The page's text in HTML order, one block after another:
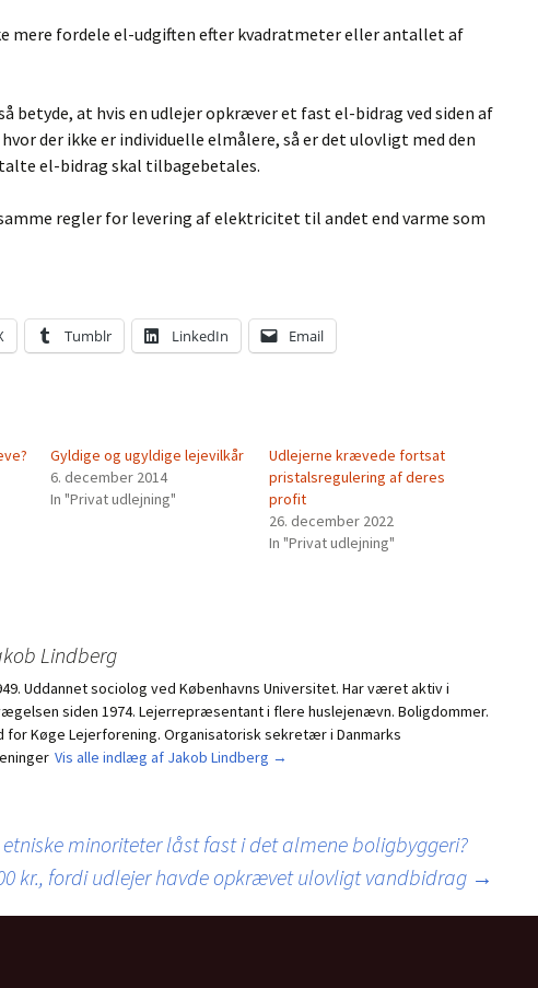
mere fordele el-udgiften efter kvadratmeter eller antallet af
betyde, at hvis en udlejer opkræver et fast el-bidrag ved siden af
der ikke er individuelle elmålere, så er det ulovligt med den
el-bidrag skal tilbagebetales.
regler for levering af elektricitet til andet end varme som
Tumblr LinkedIn Email
Gyldige og ugyldige lejevilkår
6. december 2014
In "Privat udlejning"
Udlejerne krævede fortsat
pristalsregulering af deres
profit
26. december 2022
In "Privat udlejning"
Lindberg
Uddannet sociolog ved Københavns Universitet. Har været aktiv i
siden 1974. Lejerrepræsentant i flere huslejenævn. Boligdommer.
for Køge Lejerforening. Organisatorisk sekretær i Danmarks
Vis alle indlæg af Jakob Lindberg →
minoriteter låst fast i det almene boligbyggeri?
kr., fordi udlejer havde opkrævet ulovligt vandbidrag →